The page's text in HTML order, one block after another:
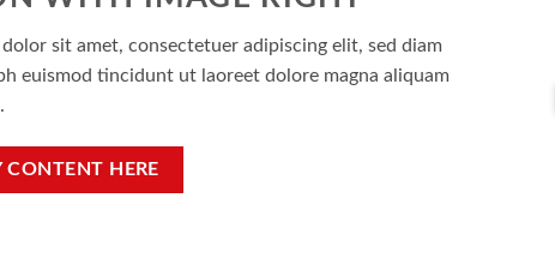
dolor sit amet, consectetuer adipiscing elit, sed diam
euismod tincidunt ut laoreet dolore magna aliquam
CONTENT HERE